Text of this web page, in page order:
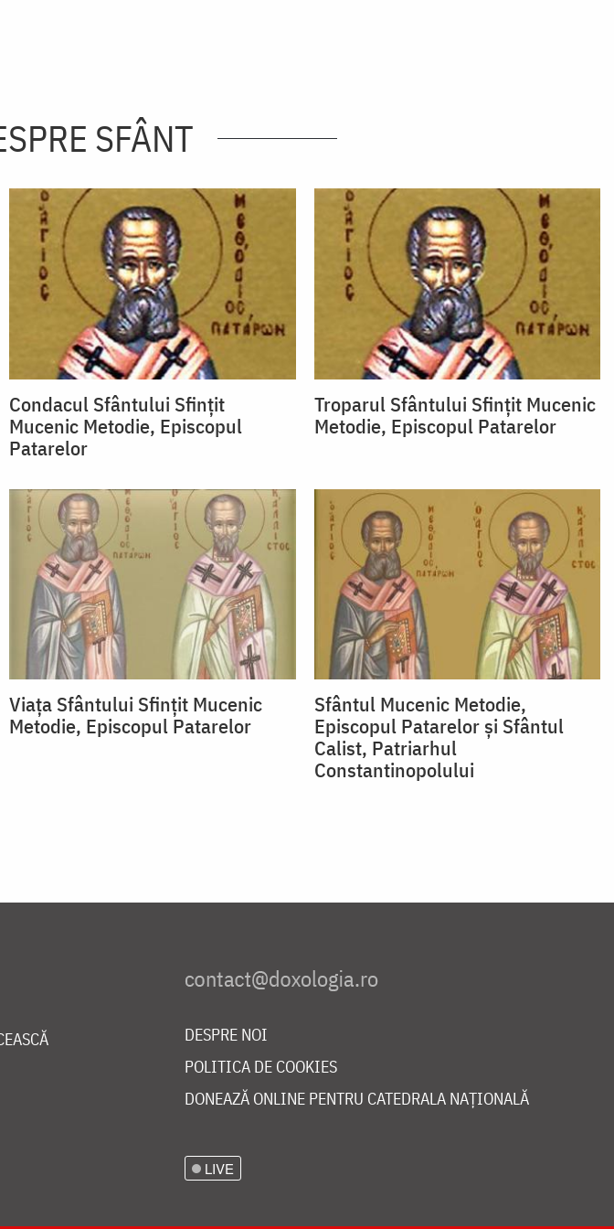
SFÂNT
Condacul Sfântului Sfinţit
Mucenic Metodie, Episcopul
Patarelor
Troparul Sfântului Sfinţit Mucenic
Metodie, Episcopul Patarelor
Viața Sfântului Sfințit Mucenic
Metodie, Episcopul Patarelor
Sfântul Mucenic Metodie,
Episcopul Patarelor și Sfântul
Calist, Patriarhul
Constantinopolului
DESPRE NOI
POLITICA DE COOKIES
DONEAZĂ ONLINE PENTRU CATEDRALA NAȚIONALĂ
LIVE